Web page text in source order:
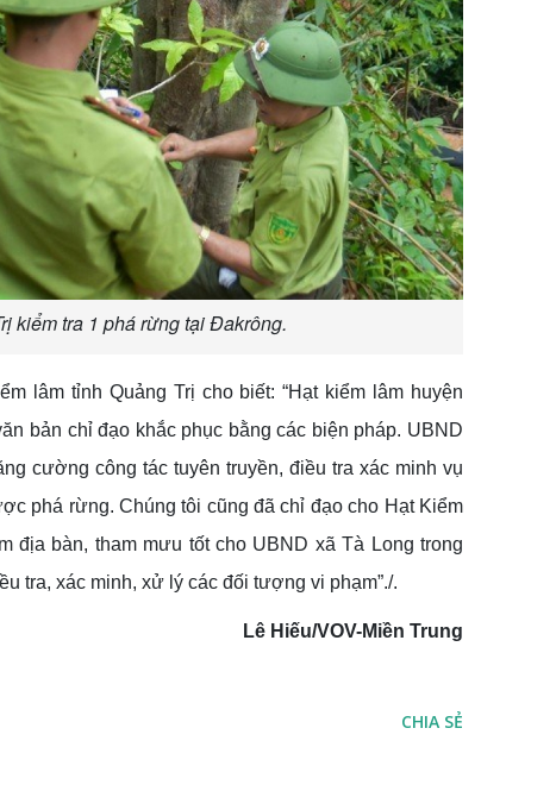
kiểm tra 1 phá rừng tại Đakrông.
lâm tỉnh Quảng Trị cho biết: “Hạt kiểm lâm huyện
bản chỉ đạo khắc phục bằng các biện pháp. UBND
cường công tác tuyên truyền, điều tra xác minh vụ
phá rừng. Chúng tôi cũng đã chỉ đạo cho Hạt Kiểm
địa bàn, tham mưu tốt cho UBND xã Tà Long trong
tra, xác minh, xử lý các đối tượng vi phạm”./.
Lê Hiếu/VOV-Miền Trung
CHIA SẺ